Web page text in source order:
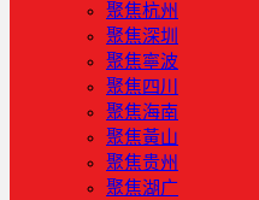
聚焦杭州
聚焦深圳
聚焦寧波
聚焦四川
聚焦海南
聚焦黃山
聚焦贵州
聚焦湖广